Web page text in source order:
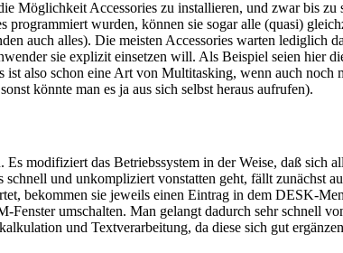
Möglichkeit Accessories zu installieren, und zwar bis
programmiert wurden, können sie sogar alle (quasi)
auch alles). Die meisten Accessories warten lediglich
sie explizit einsetzen will. Als Beispiel seien hier
also schon eine Art von Multitasking, wenn auch
könnte man es ja aus sich selbst heraus aufrufen).
modifiziert das Betriebssystem in der Weise, daß sich
und unkompliziert vonstatten geht, fällt zunächst
bekommen sie jeweils einen Eintrag in dem DESK-
umschalten. Man gelangt dadurch sehr schnell
und Textverarbeitung, da diese sich gut